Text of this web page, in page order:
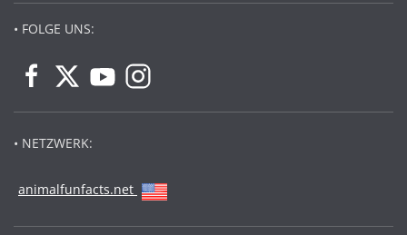
• FOLGE UNS:
• NETZWERK:
animalfunfacts.net